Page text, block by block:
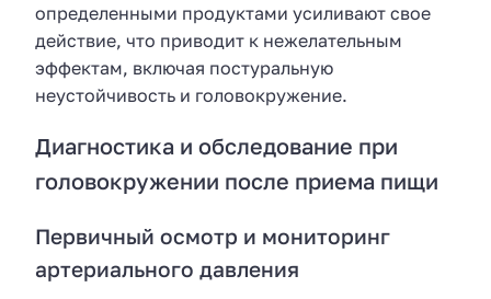
определенными продуктами усиливают свое
действие, что приводит к нежелательным
эффектам, включая постуральную
неустойчивость и головокружение.
Диагностика и обследование при
головокружении после приема пищи
Первичный осмотр и мониторинг
артериального давления